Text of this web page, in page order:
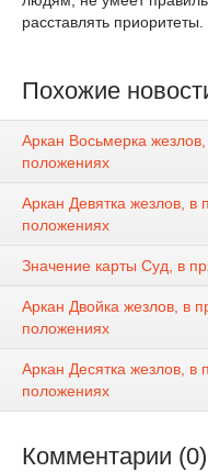
расставлять приоритеты.
Похожие
Аркан Восьмерка
положениях
Аркан Девятка жезлов,
положениях
Значение карты Суд, в
Аркан Двойка жезлов, в
положениях
Аркан Десятка жезлов,
положениях
Комментарии (0)